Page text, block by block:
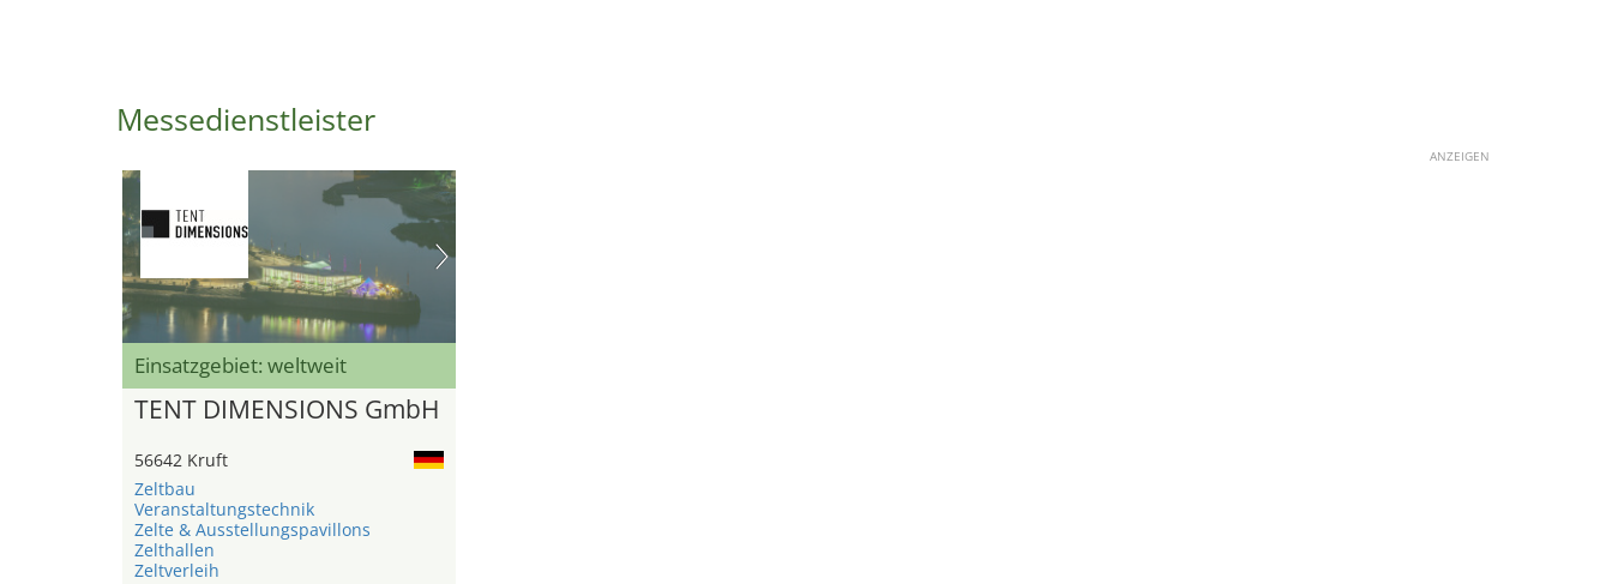
Messedienstleister
ANZEIGEN
Einsatzgebiet: weltweit
TENT DIMENSIONS GmbH
56642 Kruft
Zeltbau
Veranstaltungstechnik
Zelte & Ausstellungspavillons
Zelthallen
Zeltverleih